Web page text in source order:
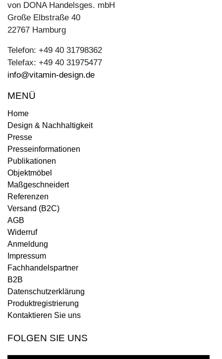
von DONA Handelsges. mbH
Große Elbstraße 40
22767 Hamburg
Telefon: +49 40 31798362
Telefax: +49 40 31975477
info@vitamin-design.de
MENÜ
Home
Design & Nachhaltigkeit
Presse
Presseinformationen
Publikationen
Objektmöbel
Maßgeschneidert
Referenzen
Versand (B2C)
AGB
Widerruf
Anmeldung
Impressum
Fachhandelspartner
B2B
Datenschutzerklärung
Produktregistrierung
Kontaktieren Sie uns
FOLGEN SIE UNS